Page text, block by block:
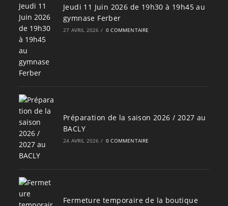
Jeudi 11 Juin 2026 de 19h30 à 19h45 au
gymnase Ferber
27 AVRIL 2026 / 0 COMMENTAIRE
Préparation de la saison 2026 / 2027 au
BACLY
24 AVRIL 2026 / 0 COMMENTAIRE
Fermeture temporaire de la boutique